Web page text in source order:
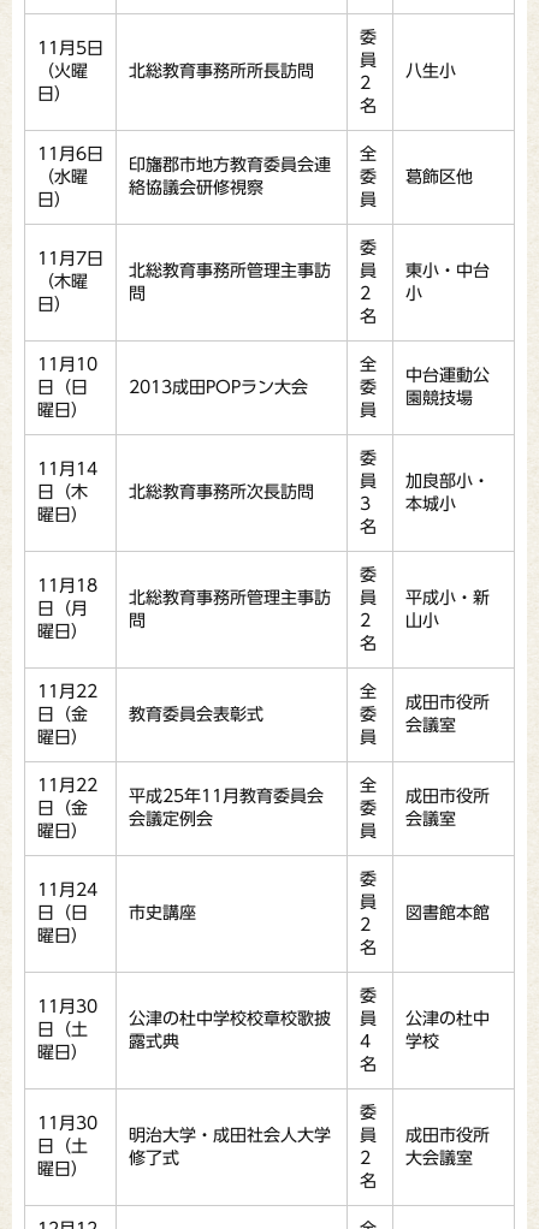
11月5日
（火曜
日）
北総教育事務所所長訪問
委
員
2
名
八生小
11月6日
（水曜
日）
印旛郡市地方教育委員会連
絡協議会研修視察
全
委
員
葛飾区他
11月7日
（木曜
日）
北総教育事務所管理主事訪
問
委
員
2
名
東小・中台
小
11月10
日（日
曜日）
2013成田POPラン大会
全
委
員
中台運動公
園競技場
11月14
日（木
曜日）
北総教育事務所次長訪問
委
員
3
名
加良部小・
本城小
11月18
日（月
曜日）
北総教育事務所管理主事訪
問
委
員
2
名
平成小・新
山小
11月22
日（金
曜日）
教育委員会表彰式
全
委
員
成田市役所
会議室
11月22
日（金
曜日）
平成25年11月教育委員会
会議定例会
全
委
員
成田市役所
会議室
11月24
日（日
曜日）
市史講座
委
員
2
名
図書館本館
11月30
日（土
曜日）
公津の杜中学校校章校歌披
露式典
委
員
4
名
公津の杜中
学校
11月30
日（土
曜日）
明治大学・成田社会人大学
修了式
委
員
2
名
成田市役所
大会議室